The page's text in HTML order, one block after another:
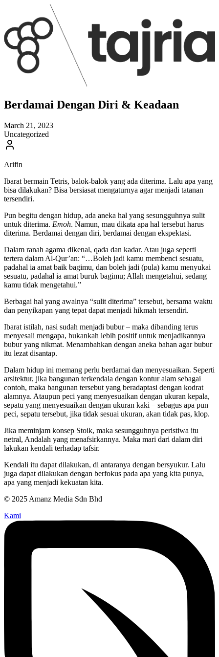
Berdamai Dengan Diri & Keadaan
March 21, 2023
Uncategorized
Arifin
Ibarat bermain Tetris, balok-balok yang ada diterima. Lalu apa yang
bisa dilakukan? Bisa bersiasat mengaturnya agar menjadi tatanan
tersendiri.
Pun begitu dengan hidup, ada aneka hal yang sesungguhnya sulit
untuk diterima. Emoh. Namun, mau dikata apa hal tersebut harus
diterima. Berdamai dengan diri, berdamai dengan ekspektasi.
Dalam ranah agama dikenal, qada dan kadar. Atau juga seperti
tertera dalam Al-Qur’an: “…Boleh jadi kamu membenci sesuatu,
padahal ia amat baik bagimu, dan boleh jadi (pula) kamu menyukai
sesuatu, padahal ia amat buruk bagimu; Allah mengetahui, sedang
kamu tidak mengetahui.”
Berbagai hal yang awalnya “sulit diterima” tersebut, bersama waktu
dan penyikapan yang tepat dapat menjadi hikmah tersendiri.
Ibarat istilah, nasi sudah menjadi bubur – maka dibanding terus
menyesali mengapa, bukankah lebih positif untuk menjadikannya
bubur yang nikmat. Menambahkan dengan aneka bahan agar bubur
itu lezat disantap.
Dalam hidup ini memang perlu berdamai dan menyesuaikan. Seperti
arsitektur, jika bangunan terkendala dengan kontur alam sebagai
contoh, maka bangunan tersebut yang beradaptasi dengan kodrat
alamnya. Ataupun peci yang menyesuaikan dengan ukuran kepala,
sepatu yang menyesuaikan dengan ukuran kaki – sebagus apa pun
peci, sepatu tersebut, jika tidak sesuai ukuran, akan tidak pas, klop.
Jika meminjam konsep Stoik, maka sesungguhnya peristiwa itu
netral, Andalah yang menafsirkannya. Maka mari dari dalam diri
lakukan kendali terhadap tafsir.
Kendali itu dapat dilakukan, di antaranya dengan bersyukur. Lalu
juga dapat dilakukan dengan berfokus pada apa yang kita punya,
apa yang menjadi kekuatan kita.
© 2025 Amanz Media Sdn Bhd
Kami